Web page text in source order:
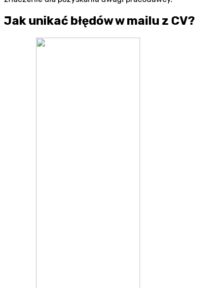
Jak unikać błędów w mailu z CV?